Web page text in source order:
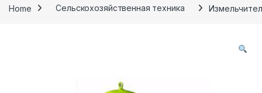
Home Сельскохозяйственная техника